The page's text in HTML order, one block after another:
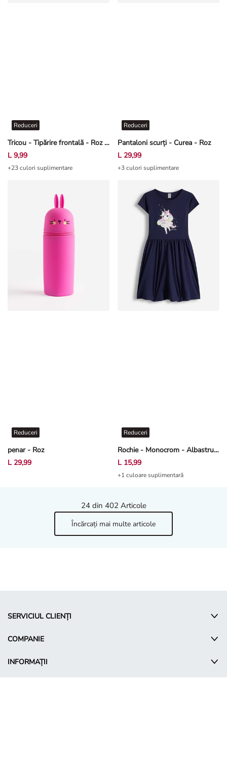
Tricou - Tipărire frontală - Roz deschis
Reduceri
L 9,99
+23 culori suplimentare
Pantaloni scurți - Curea - Roz
Reduceri
L 29,99
+3 culori suplimentare
penar - Roz
Reduceri
L 29,99
Rochie - Monocrom - Albastru închis
Reduceri
L 15,99
+1 culoare suplimentară
24din 402 Articole
Încărcați mai multe articole
SERVICIUL CLIENȚI
COMPANIE
INFORMAȚII